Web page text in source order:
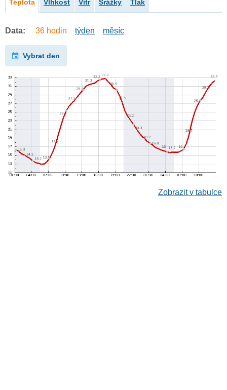
Teplota Vlhkost Vítr Srážky Tlak
Data: 36 hodin týden měsíc
Vybrat den
Zobrazit v tabulce